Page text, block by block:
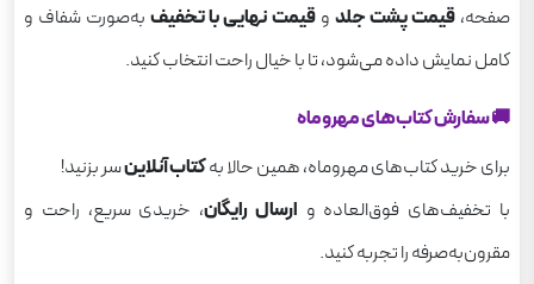
صفحه،قیمت پشت جلد وقیمت نهایی با تخفیفبه‌صورت شفاف و
کامل نمایش داده می‌شود، تا با خیال راحت انتخاب کنید.
🚚 سفارش کتاب‌های مهروماه
برای خرید کتاب‌های مهروماه، همین حالا بهکتاب آنلاینسر بزنید!
با تخفیف‌های فوق‌العاده و ارسال رایگان، خریدی سریع، راحت و
مقرون‌به‌صرفه را تجربه کنید.